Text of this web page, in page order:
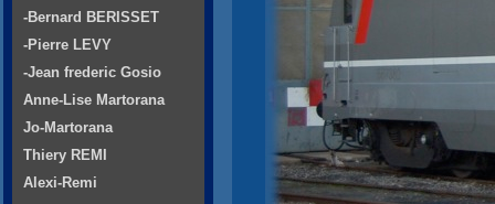
-Bernard BERISSET
-Pierre LEVY
-Jean frederic Gosio
Anne-Lise Martorana
Jo-Martorana
Thiery REMI
Alexi-Remi